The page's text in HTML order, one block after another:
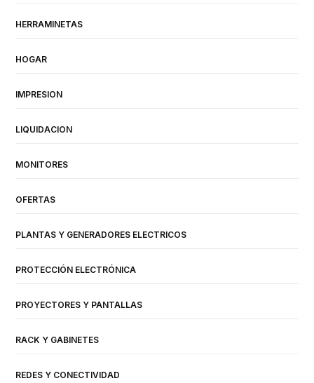
HERRAMINETAS
HOGAR
IMPRESION
LIQUIDACION
MONITORES
OFERTAS
PLANTAS Y GENERADORES ELECTRICOS
PROTECCIÓN ELECTRÓNICA
PROYECTORES Y PANTALLAS
RACK Y GABINETES
REDES Y CONECTIVIDAD